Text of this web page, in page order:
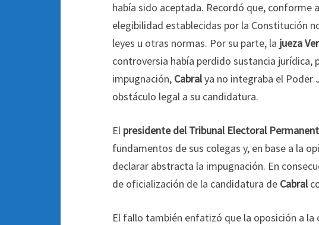
había sido aceptada. Recordó que, conforme
elegibilidad establecidas por la Constitución
leyes u otras normas. Por su parte, la jueza
controversia había perdido sustancia
impugnación, Cabralya no integraba el Poder
obstáculo legal a su candidatura.
El presidente del Tribunal Electoral
fundamentos de sus colegas y, en base a la
declarar abstracta la impugnación. En
de oficialización de la candidatura de Cabral
El fallo también enfatizó que la oposición a